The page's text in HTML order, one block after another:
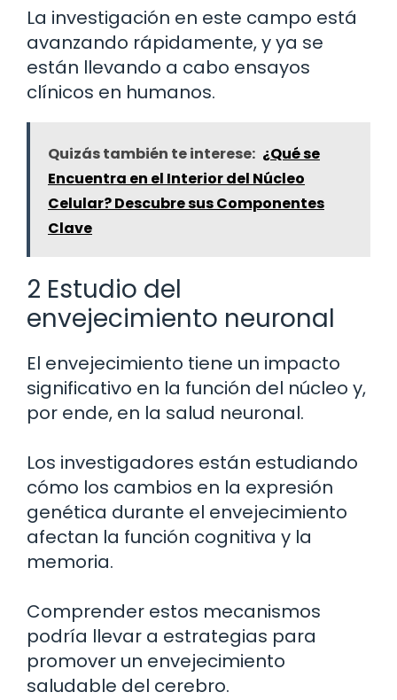
La investigación en este campo está
avanzando rápidamente, y ya se
están llevando a cabo ensayos
clínicos en humanos.
Quizás también te interese: ¿Qué se
Encuentra en el Interior del Núcleo
Celular? Descubre sus Componentes
Clave
2 Estudio del
envejecimiento neuronal
El envejecimiento tiene un impacto
significativo en la función del núcleo y,
por ende, en la salud neuronal.
Los investigadores están estudiando
cómo los cambios en la expresión
genética durante el envejecimiento
afectan la función cognitiva y la
memoria.
Comprender estos mecanismos
podría llevar a estrategias para
promover un envejecimiento
saludable del cerebro.